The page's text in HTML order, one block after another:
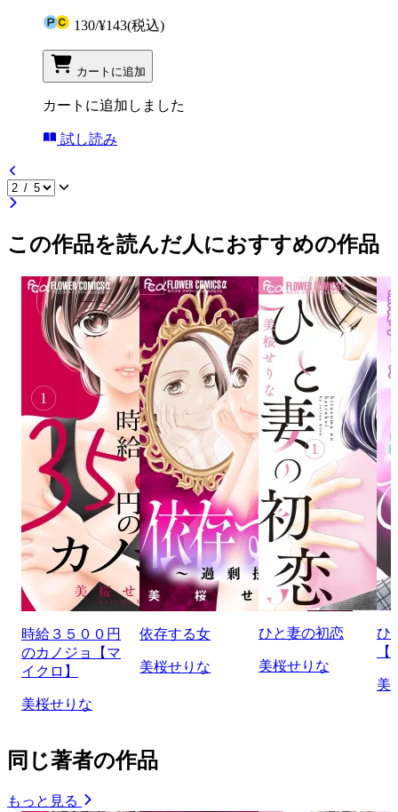
130/¥143(税込)
カートに追加
カートに追加しました
試し読み
この作品を読んだ人におすすめの作品
時給３５００円
のカノジョ【マ
イクロ】
美桜せりな
依存する女
美桜せりな
ひと妻の初恋
美桜せりな
ひ
美
同じ著者の作品
もっと見る